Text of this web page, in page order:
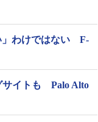
」わけではない F-
サイトも Palo Alto